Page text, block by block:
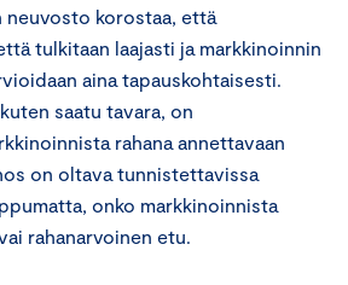
neuvosto korostaa, että
tulkitaan laajasti ja markkinoinnin
aina tapauskohtaisesti.
saatu tavara, on
rahana annettavaan
on oltava tunnistettavissa
onko markkinoinnista
rahanarvoinen etu.